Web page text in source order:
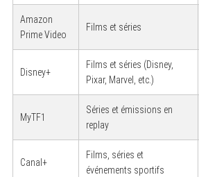
Amazon
Prime Video
Films et séries
Disney+
Films et séries (Disney,
Pixar, Marvel, etc.)
MyTF1
Séries et émissions en
replay
Canal+
Films, séries et
événements sportifs